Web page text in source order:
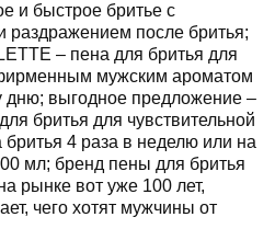
и быстрое бритье с
после бритья;
– пена для бритья для
мужским ароматом
дню; выгодное предложение –
бритья для чувствительной
4 раза в неделю или на
мл; бренд пены для бритья
рынке вот уже 100 лет,
чего хотят мужчины от